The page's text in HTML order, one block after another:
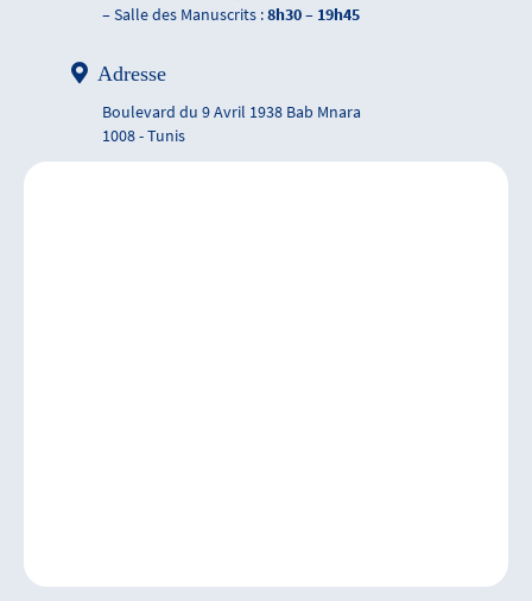
– Salle des Manuscrits :8h30 – 19h45
Adresse
Boulevard du 9 Avril 1938 Bab Mnara
1008 - Tunis